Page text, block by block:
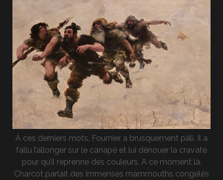
À ces derniers mots, Fournier a brusquement pâli. Il a
fallu l’allonger sur le canapé et lui dénouer la cravate
pour qu’il reprenne des couleurs. A ce moment là,
Charcot parlait des immenses mammouths congelés